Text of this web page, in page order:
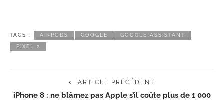
TAGS : AIRPODS GOOGLE GOOGLE ASSISTANT
PIXEL 2
ARTICLE PRÉCÉDENT
iPhone 8 : ne blâmez pas Apple s’il coûte plus de 1 000